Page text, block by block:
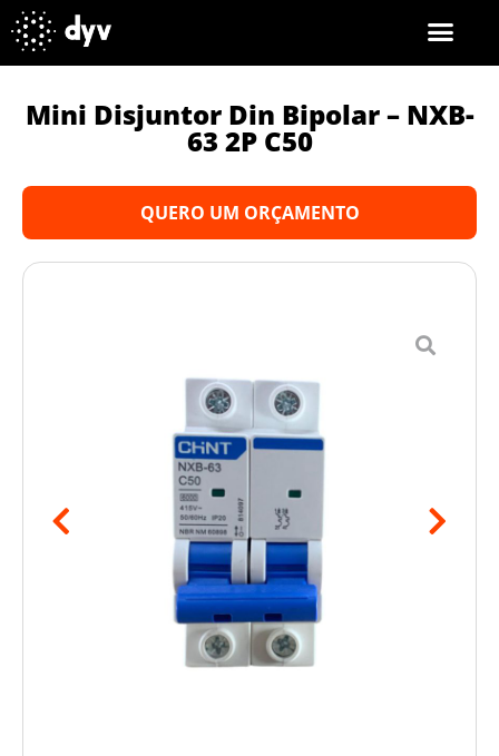
Mini Disjuntor Din Bipolar – NXB-
63 2P C50
QUERO UM ORÇAMENTO